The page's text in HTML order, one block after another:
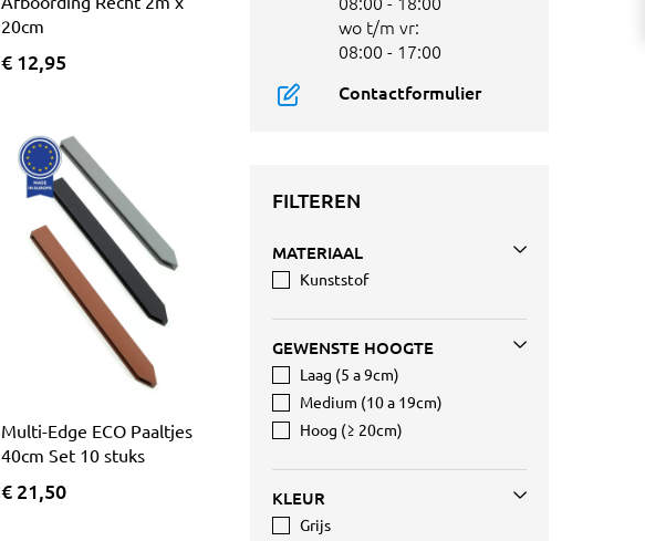
20cm
€ 12,95
Multi-Edge ECO Paaltjes
40cm Set 10 stuks
€ 21,50
wo t/m vr:
08:00 - 17:00
Contactformulier
FILTEREN
MATERIAAL
Kunststof
GEWENSTE HOOGTE
Laag (5 a 9cm)
Medium (10 a 19cm)
Hoog (≥ 20cm)
KLEUR
Grijs